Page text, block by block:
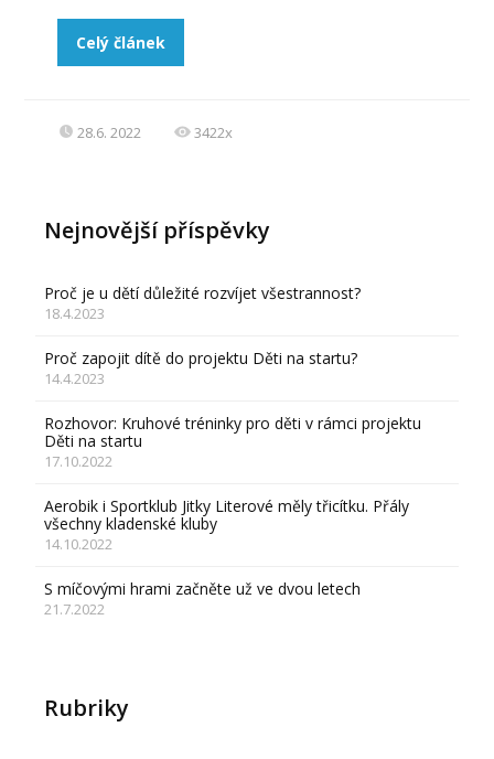
Celý článek
28.6. 2022 3422x
Nejnovější příspěvky
Proč je u dětí důležité rozvíjet všestrannost?
18.4.2023
Proč zapojit dítě do projektu Děti na startu?
14.4.2023
Rozhovor: Kruhové tréninky pro děti v rámci projektu
Děti na startu
17.10.2022
Aerobik i Sportklub Jitky Literové měly třicítku. Přály
všechny kladenské kluby
14.10.2022
S míčovými hrami začněte už ve dvou letech
21.7.2022
Rubriky